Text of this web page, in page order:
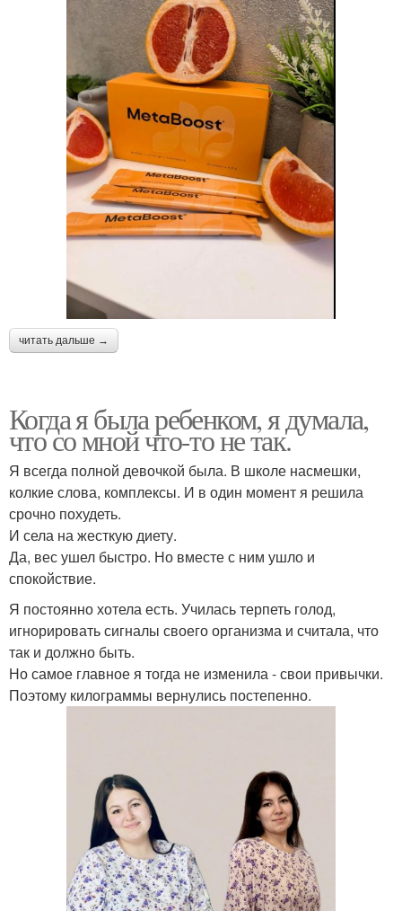
читать дальше →
Когда я была ребенком, я думала,
что со мной что-то не так.
Я всегда полной девочкой была. В школе насмешки,
колкие слова, комплексы. И в один момент я решила
срочно похудеть.
И села на жесткую диету.
Да, вес ушел быстро. Но вместе с ним ушло и
спокойствие.
Я постоянно хотела есть. Училась терпеть голод,
игнорировать сигналы своего организма и считала, что
так и должно быть.
Но самое главное я тогда не изменила - свои привычки.
Поэтому килограммы вернулись постепенно.